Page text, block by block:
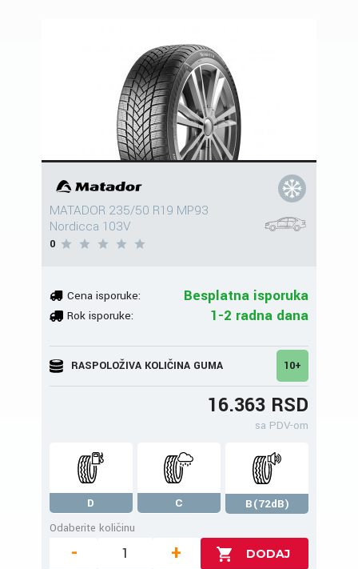
MATADOR 235/50 R19 MP93
Nordicca 103V
0
Cena isporuke: Besplatna isporuka
Rok isporuke: 1-2 radna dana
RASPOLOŽIVA KOLIČINA GUMA 10+
16.363 RSD
sa PDV-om
D C
B(72dB)
Odaberite količinu
- +